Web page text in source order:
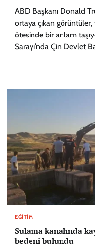
ABD Başkanı Donald
ortaya çıkan
ötesinde bir anlam
Sarayı’nda Çin Devlet
EĞITIM
Sulama kanalında
bedeni bulundu